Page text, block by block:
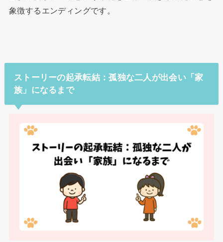
象徴するエンディングです。
ストーリーの起承転結：孤独な二人が出会い「家
族」になるまで